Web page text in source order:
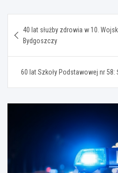
wpisu
40 lat służby zdrowia w 10.
Bydgoszczy
60 lat Szkoły Podstawowej nr